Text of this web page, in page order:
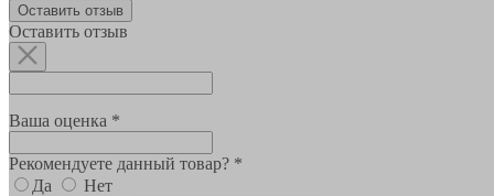
Оставить отзыв
Оставить отзыв
Ваша оценка *
Рекомендуете данный товар? *
Да
Нет